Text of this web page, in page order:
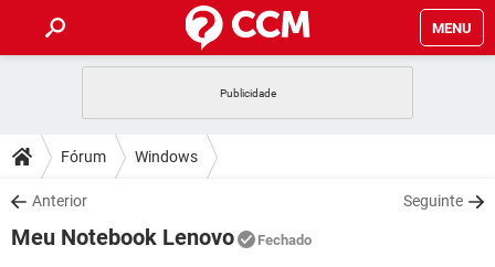
MENU
CELULAR
OUTLOOK
INSTAGRAM GMAIL
DICAS
JOGOS
DOWNLOADS
JOGOS WHATSAPP
Fórum Windows
Anterior Seguinte
Meu Notebook Lenovo Fechado